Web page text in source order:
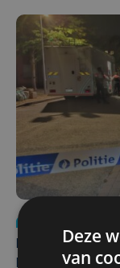
Man en vrouw
Pieters Brugge
Deze
van